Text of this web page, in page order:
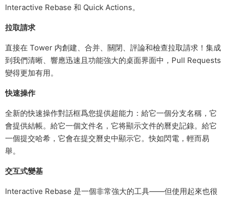
Interactive Rebase 和 Quick Actions。
拉取請求
直接在 Tower 内創建、合并、關閉、評論和檢查拉取請求！集成
到我們清晰、響應迅速且功能強大的桌面界面中，Pull Requests
變得更加有用。
快速操作
全新的快速操作對話框爲您提供超能力：給它一個分支名稱，它
會提供結帳。給它一個文件名，它将顯示文件的曆史記錄。給它
一個提交哈希，它會在提交曆史中顯示它。快如閃電，輕而易
舉。
交互式變基
Interactive Rebase 是一個非常強大的工具——但使用起來也很